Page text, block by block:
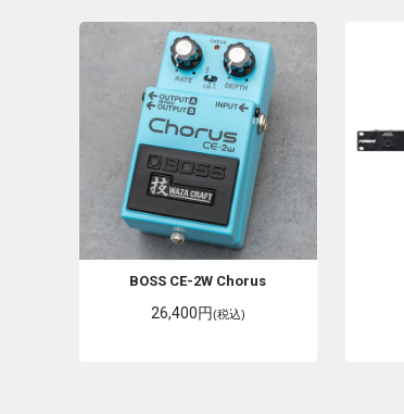
BOSS CE-2W Chorus
26,400円(税込)